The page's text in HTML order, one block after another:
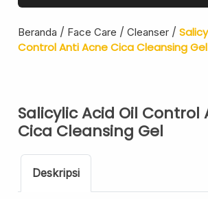
Shampoo
Pregnancy Skin Care
Body Care
Hair Care
Beranda / Face Care / Cleanser /
Control Anti Acne Cica Cleansing Gel
Salicylic Acid Oil Control
Cica Cleansing Gel
Deskripsi